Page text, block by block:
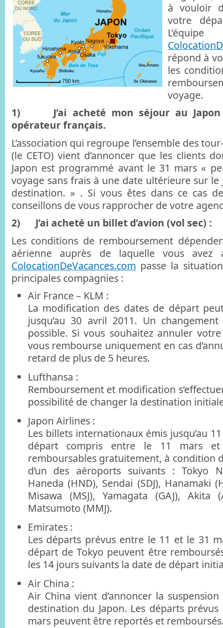
à vouloir
votre
répond à
les
voyage.
1) J’ai acheté mon séjour au Japon
opérateur français.
L’association qui regroupe l’ensemble des
(le CETO) vient d’annoncer que les clients
Japon est programmé avant le 31 mars «
voyage sans frais à une date ultérieure sur
destination. » . Si vous êtes dans ce cas
conseillons de vous rapprocher de votre
2) J’ai acheté un billet d’avion (vol sec) :
Les conditions de remboursement
aérienne auprès de laquelle vous avez
ColocationDeVacances.com passe la
principales compagnies :
Air France – KLM :
La modification des dates de départ
jusqu’au 30 avril 2011. Un
possible. Si vous souhaitez annuler
vous rembourse uniquement en cas
retard de plus de 5 heures.
Lufthansa :
Remboursement et modification
possibilité de changer la destination
Japon Airlines :
Les billets internationaux émis jusqu’au
départ compris entre le 11 mars
remboursables gratuitement, à condition
d’un des aéroports suivants : Tokyo
Haneda (HND), Sendai (SDJ), Hanamaki
Misawa (MSJ), Yamagata (GAJ), Akita
Matsumoto (MMJ).
Emirates :
Les départs prévus entre le 11 et le 31
départ de Tokyo peuvent être
les 14 jours suivants la date de départ
Air China :
Air China vient d’annoncer la
destination du Japon. Les départs
mars peuvent être reportés et